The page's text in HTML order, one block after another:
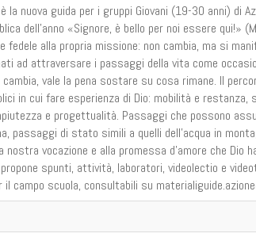
nuova guida per i gruppi Giovani (19-30 anni) di
dell’anno «Signore, è bello per noi essere qui!»
fedele alla propria missione: non cambia, ma si
ad attraversare i passaggi della vita come
vale la pena sostare su cosa rimane. Il
in cui fare esperienza di Dio: mobilità e
e progettualità. Passaggi che possono
passaggi di stato simili a quelli dell’acqua in
vocazione e alla promessa d’amore che Dio
spunti, attività, laboratori, videolectio e
il campo scuola, consultabili su